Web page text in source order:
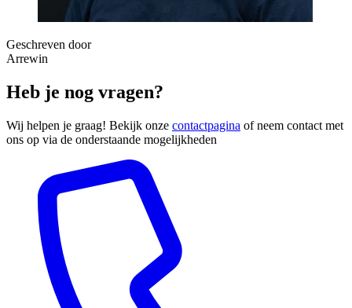
Geschreven door
Arrewin
Heb je nog vragen?
Wij helpen je graag! Bekijk onze contactpagina of neem contact met
ons op via de onderstaande mogelijkheden